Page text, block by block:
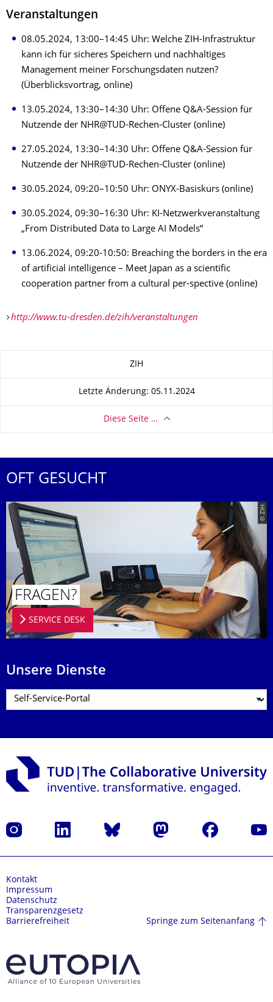
Veranstaltungen
08.05.2024, 13:00–14:45 Uhr: Welche ZIH-Infrastruktur
kann ich für sicheres Speichern und nachhaltiges
Management meiner Forschungsdaten nutzen?
(Überblicksvortrag, online)
13.05.2024, 13:30–14:30 Uhr: Offene Q&A-Session für
Nutzende der NHR@TUD-Rechen-Cluster (online)
27.05.2024, 13:30–14:30 Uhr: Offene Q&A-Session für
Nutzende der NHR@TUD-Rechen-Cluster (online)
30.05.2024, 09:20–10:50 Uhr: ONYX-Basiskurs (online)
30.05.2024, 09:30–16:30 Uhr: KI-Netzwerkveranstaltung
„From Distributed Data to Large AI Models“
13.06.2024, 09:20-10:50: Breaching the borders in the era
of artificial intelligence – Meet Japan as a scientific
cooperation partner from a cultural per-spective (online)
http://www.tu-dresden.de/zih/veranstaltungen
ZIH
Letzte Änderung: 05.11.2024
Diese Seite …
OFT GESUCHT
© ZIH
FRAGEN?
SERVICE DESK
Unsere Dienste
Instagram LinkedIn Bluesky Mastodon Facebook
Kontakt
Impressum
Datenschutz
Transparenzgesetz
Barrierefreiheit
Springe zum Seitenanfang